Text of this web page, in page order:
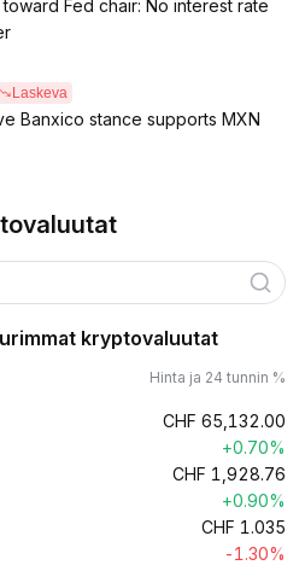
Fed chair: No interest rate
Laskeva
Banxico stance supports MXN
kryptovaluutat
Hinta ja 24 tunnin %
CHF 65,132.00
+0.70%
CHF 1,928.76
+0.90%
CHF 1.035
-1.30%